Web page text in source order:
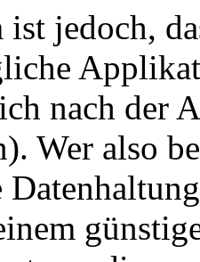
ist jedoch,
nach der
Wer also